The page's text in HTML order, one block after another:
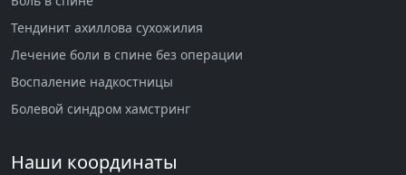
Тендинит ахиллова сухожилия
Лечение боли в спине без операции
Воспаление надкостницы
Болевой синдром хамстринг
Наши координаты